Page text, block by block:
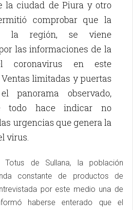
la ciudad de Piura y otro
comprobar que la
la región, se viene
las informaciones de la
coronavirus en este
limitadas y puertas
panorama observado,
todo hace indicar no
urgencias que genera la
virus.
de Sullana, la población
constante de productos de
por este medio una de
haberse enterado que el